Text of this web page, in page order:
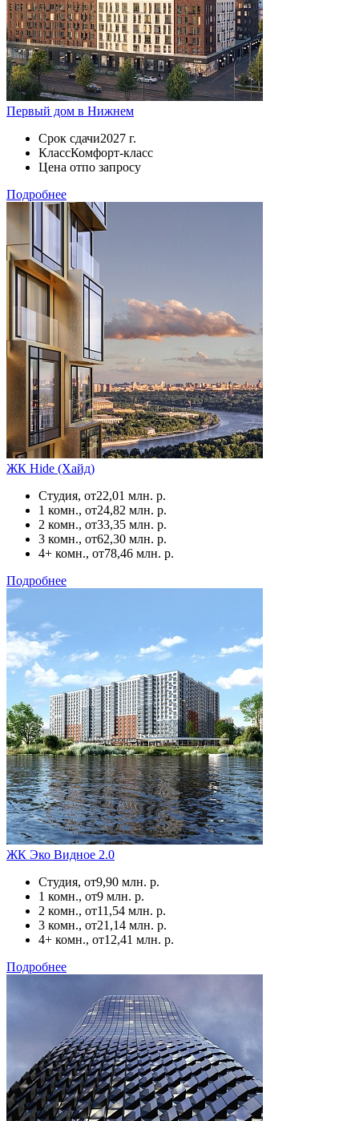
Первый дом в Нижнем
Срок сдачи2027 г.
КлассКомфорт-класс
Цена отпо запросу
Подробнее
ЖК Hide (Хайд)
Студия, от22,01 млн. р.
1 комн., от24,82 млн. р.
2 комн., от33,35 млн. р.
3 комн., от62,30 млн. р.
4+ комн., от78,46 млн. р.
Подробнее
ЖК Эко Видное 2.0
Студия, от9,90 млн. р.
1 комн., от9 млн. р.
2 комн., от11,54 млн. р.
3 комн., от21,14 млн. р.
4+ комн., от12,41 млн. р.
Подробнее